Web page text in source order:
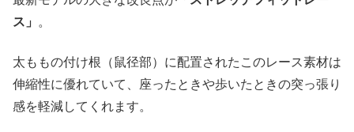
ス」
。
太ももの付け根（鼠径部）に配置されたこのレース素材は
伸縮性に優れていて、座ったときや歩いたときの突っ張り
感を軽減してくれます。